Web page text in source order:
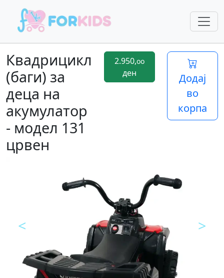
Квадрицикл
(баги) за
деца на
акумулатор
- модел 131
црвен
2.950,oo
ден
Додај
во
корпа
<Предходно >